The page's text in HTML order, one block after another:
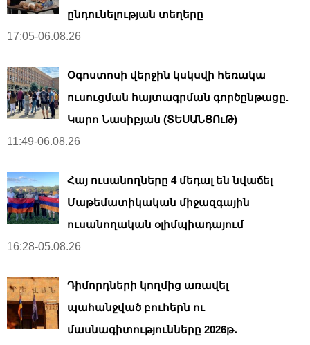
ընդունելության տեղերը
17:05-06.08.26
Օգոստոսի վերջին կսկսվի հեռակա
ուսուցման հայտագրման գործընթացը.
Կարո Նասիբյան (ՏԵՍԱՆՅՈւԹ)
11:49-06.08.26
Հայ ուսանողները 4 մեդալ են նվաճել
Մաթեմատիկական միջազգային
ուսանողական օլիմպիադայում
16:28-05.08.26
Դիմորդների կողմից առավել
պահանջված բուհերն ու
մասնագիտությունները 2026թ․